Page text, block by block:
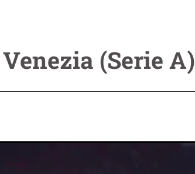
(Serie A)